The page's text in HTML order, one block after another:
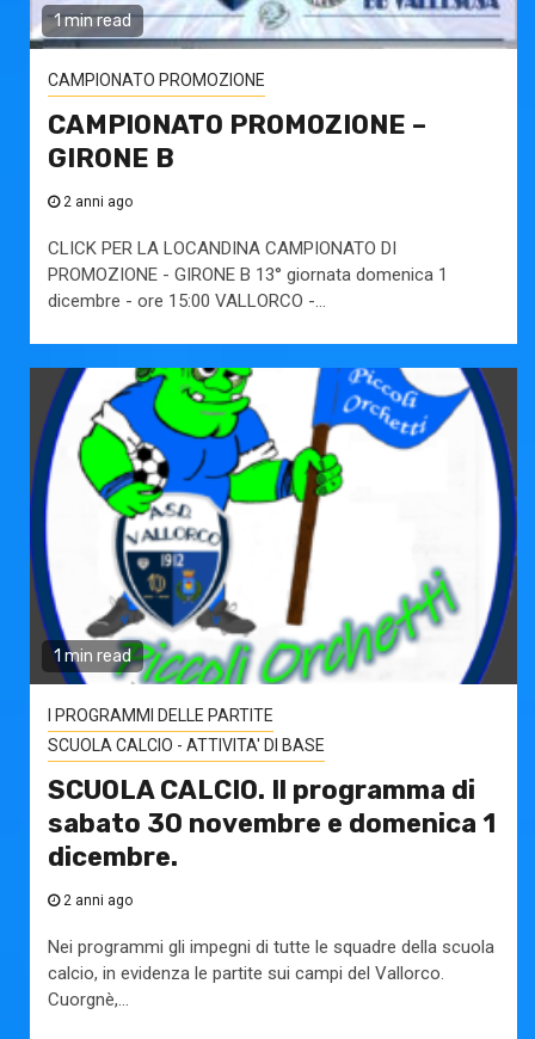
1 min read
CAMPIONATO PROMOZIONE
CAMPIONATO PROMOZIONE –
GIRONE B
2 anni ago
CLICK PER LA LOCANDINA CAMPIONATO DI
PROMOZIONE - GIRONE B 13° giornata domenica 1
dicembre - ore 15:00 VALLORCO -...
1 min read
I PROGRAMMI DELLE PARTITE
SCUOLA CALCIO - ATTIVITA' DI BASE
SCUOLA CALCIO. Il programma di
sabato 30 novembre e domenica 1
dicembre.
2 anni ago
Nei programmi gli impegni di tutte le squadre della scuola
calcio, in evidenza le partite sui campi del Vallorco.
Cuorgnè,...